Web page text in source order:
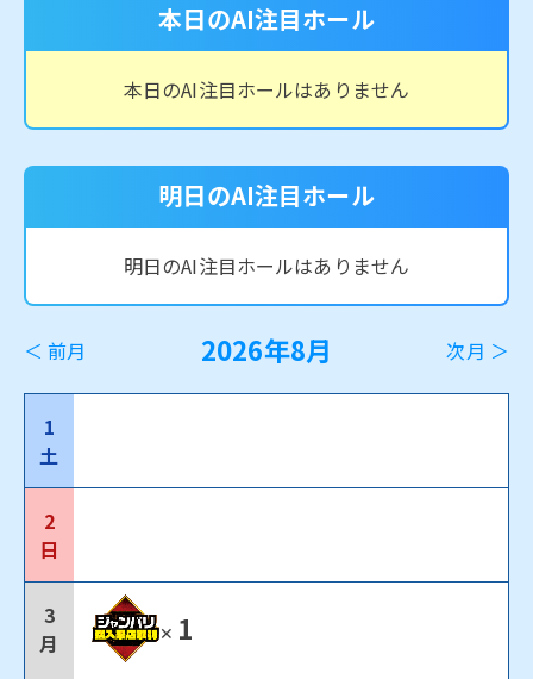
本日のAI注目ホール
本日のAI注目ホールはありません
明日のAI注目ホール
明日のAI注目ホールはありません
＜ 前月 2026年8月 次月 ＞
1
土
2
日
3
月
✕ 1